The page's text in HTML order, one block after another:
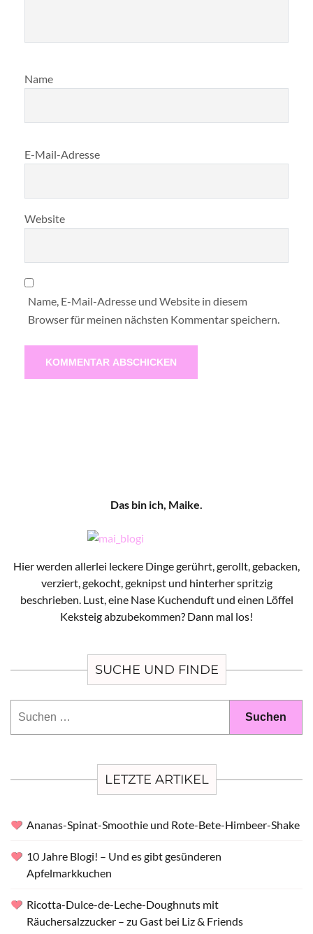
Name
E-Mail-Adresse
Website
Name, E-Mail-Adresse und Website in diesem
Browser für meinen nächsten Kommentar speichern.
Das bin ich, Maike.
Hier werden allerlei leckere Dinge gerührt, gerollt, gebacken,
verziert, gekocht, geknipst und hinterher spritzig
beschrieben. Lust, eine Nase Kuchenduft und einen Löffel
Keksteig abzubekommen? Dann mal los!
SUCHE UND FINDE
LETZTE ARTIKEL
Ananas-Spinat-Smoothie und Rote-Bete-Himbeer-Shake
10 Jahre Blogi! – Und es gibt gesünderen
Apfelmarkkuchen
Ricotta-Dulce-de-Leche-Doughnuts mit
Räuchersalzzucker – zu Gast bei Liz & Friends